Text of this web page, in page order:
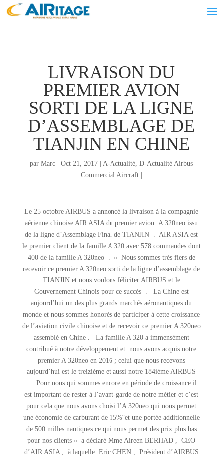
LIVRAISON DU
PREMIER AVION
SORTI DE LA LIGNE
D’ASSEMBLAGE DE
TIANJIN EN CHINE
parMarc |Oct 21, 2017 |A-Actualité,D-Actualité Airbus
Commercial Aircraft|
Le 25 octobre AIRBUS a annoncé la livraison à la compagnie
aérienne chinoise AIR ASIA du premier avion A 320neo issu
de la ligne d’Assemblage Final de TIANJIN . AIR ASIA est
le premier client de la famille A 320 avec 578 commandes dont
400 de la famille A 320neo . « Nous sommes très fiers de
recevoir ce premier A 320neo sorti de la ligne d’assemblage de
TIANJIN et nous voulons féliciter AIRBUS et le
Gouvernement Chinois pour ce succès . La Chine est
aujourd’hui un des plus grands marchés aéronautiques du
monde et nous sommes honorés de participer à cette croissance
de l’aviation civile chinoise et de recevoir ce premier A 320neo
assemblé en Chine . La famille A 320 a immensément
contribué à notre développement et nous avons acquis notre
premier A 320neo en 2016 ; celui que nous recevons
aujourd’hui est le treizième et aussi notre 184iéme AIRBUS
. Pour nous qui sommes encore en période de croissance il
est important de rester à l’avant-garde de notre métier et c’est
pour cela que nous avons choisi l’A 320neo qui nous permet
une économie de carburant de 15%¨et une portée additionnelle
de 500 milles nautiques ce qui nous permet des prix plus bas
pour nos clients « a déclaré Mme Aireen BERHAD , CEO
d’AIR ASIA , à laquelle Eric CHEN , Président d’AIRBUS